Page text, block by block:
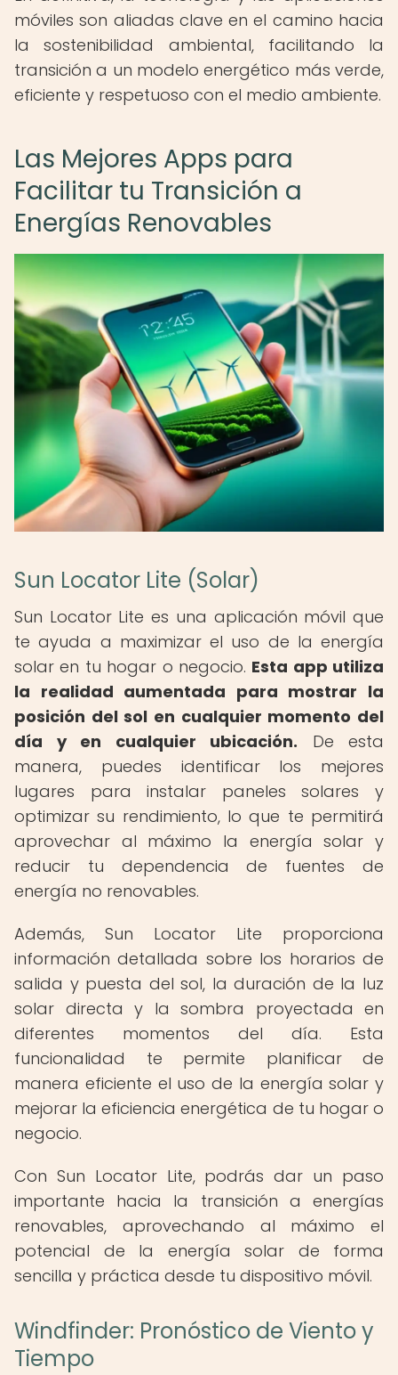
móviles son aliadas clave en el camino hacia
la sostenibilidad ambiental, facilitando la
transición a un modelo energético más verde,
eficiente y respetuoso con el medio ambiente.
Las Mejores Apps para
Facilitar tu Transición a
Energías Renovables
Sun Locator Lite (Solar)
Sun Locator Lite es una aplicación móvil que
te ayuda a maximizar el uso de la energía
solar en tu hogar o negocio. Esta app utiliza
la realidad aumentada para mostrar la
posición del sol en cualquier momento del
día y en cualquier ubicación. De esta
manera, puedes identificar los mejores
lugares para instalar paneles solares y
optimizar su rendimiento, lo que te permitirá
aprovechar al máximo la energía solar y
reducir tu dependencia de fuentes de
energía no renovables.
Además, Sun Locator Lite proporciona
información detallada sobre los horarios de
salida y puesta del sol, la duración de la luz
solar directa y la sombra proyectada en
diferentes momentos del día. Esta
funcionalidad te permite planificar de
manera eficiente el uso de la energía solar y
mejorar la eficiencia energética de tu hogar o
negocio.
Con Sun Locator Lite, podrás dar un paso
importante hacia la transición a energías
renovables, aprovechando al máximo el
potencial de la energía solar de forma
sencilla y práctica desde tu dispositivo móvil.
Windfinder: Pronóstico de Viento y
Tiempo